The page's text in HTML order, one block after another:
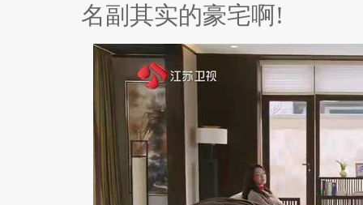
名副其实的豪宅啊!